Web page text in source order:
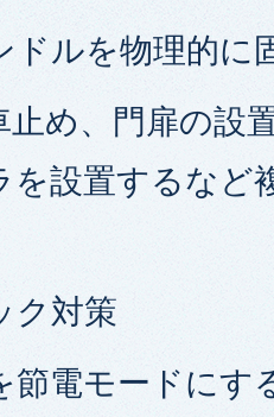
ドルを物理的に
止め、門扉の設
を設置するなど
ク対策
節電モードにす